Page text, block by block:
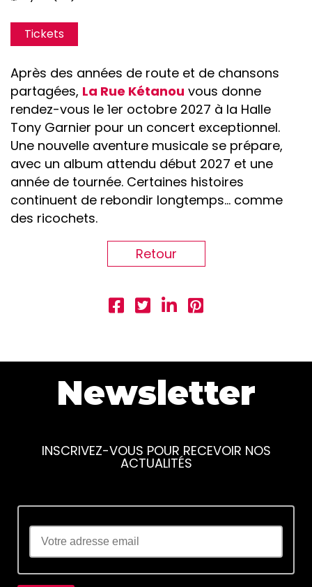
Tickets
Après des années de route et de chansons
partagées, La Rue Kétanou vous donne
rendez-vous le 1er octobre 2027 à la Halle
Tony Garnier pour un concert exceptionnel.
Une nouvelle aventure musicale se prépare,
avec un album attendu début 2027 et une
année de tournée. Certaines histoires
continuent de rebondir longtemps… comme
des ricochets.
Retour
Newsletter
INSCRIVEZ-VOUS POUR RECEVOIR NOS
ACTUALITÉS